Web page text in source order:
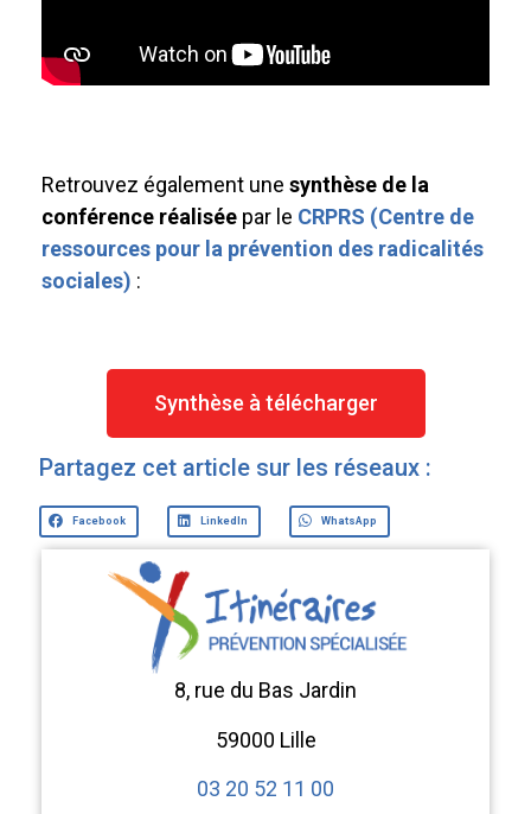
Retrouvez également une synthèse de la
conférence réalisée par le CRPRS (Centre de
ressources pour la prévention des radicalités
sociales) :
Synthèse à télécharger
Partagez cet article sur les réseaux :
Facebook LinkedIn WhatsApp
8, rue du Bas Jardin
59000 Lille
03 20 52 11 00